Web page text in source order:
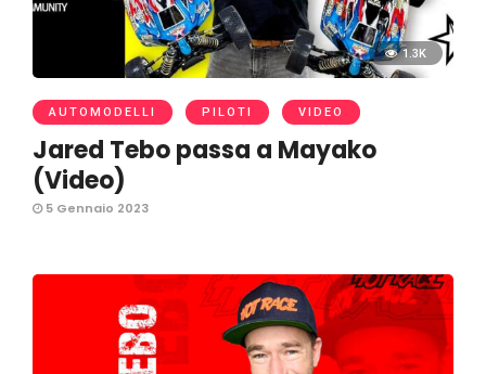
1.3K
AUTOMODELLI PILOTI VIDEO
Jared Tebo passa a Mayako
(Video)
5 Gennaio 2023